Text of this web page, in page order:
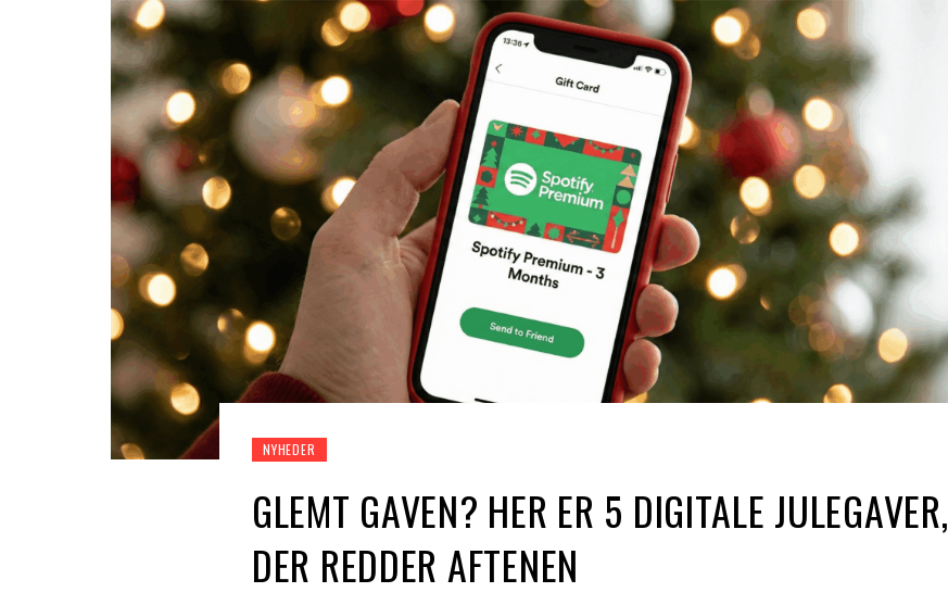
NYHEDER
GLEMT GAVEN? HER ER 5 DIGITALE JULEGAVER,
DER REDDER AFTENEN